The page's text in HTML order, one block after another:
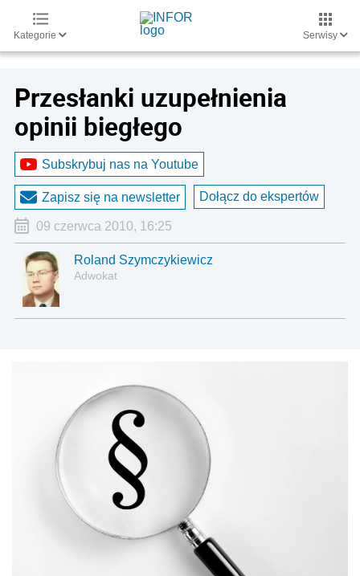
Kategorie Serwisy
Przesłanki uzupełnienia
opinii biegłego
Subskrybuj nas na Youtube
Zapisz się na newsletter Dołącz do ekspertów
09 czerwca 2010, 16:25
Roland Szymczykiewicz
Adwokat